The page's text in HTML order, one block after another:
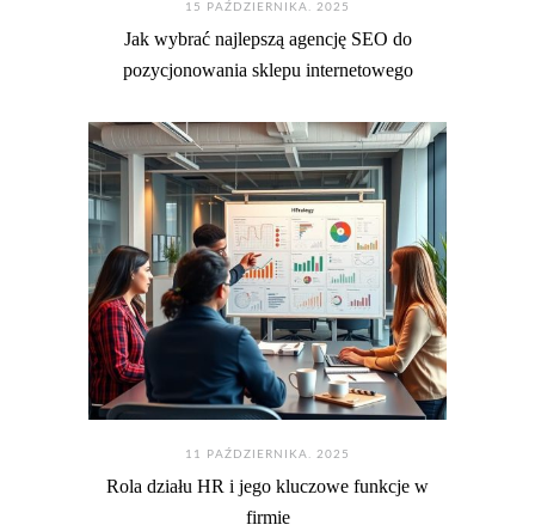
15 PAŹDZIERNIKA. 2025
Jak wybrać najlepszą agencję SEO do
pozycjonowania sklepu internetowego
11 PAŹDZIERNIKA. 2025
Rola działu HR i jego kluczowe funkcje w
firmie